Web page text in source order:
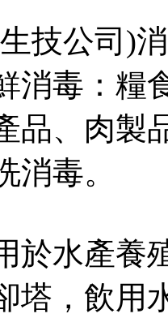
技公司)
消毒：糧
品、肉製
消毒。
於水產養
塔，飲用